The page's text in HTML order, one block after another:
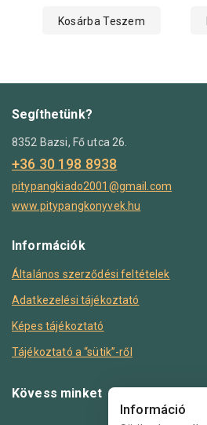
Kosárba Teszem
Segíthetünk?
8352 Bazsi, Fő utca 26.
+36 30 198 8938
pitypangkiado2001@gmail.com
www.pitypangkonyvek.hu
Információk
Általános szerződési feltételek
Adatkezelési tájékoztató
Képes tájékoztató
Tájékoztató a “sütik”-ről
Kövess minket
Információ